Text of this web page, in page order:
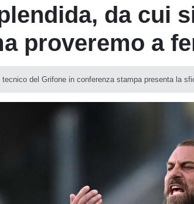
da cui
proveremo a
Il tecnico del Grifone in conferenza stampa presenta la